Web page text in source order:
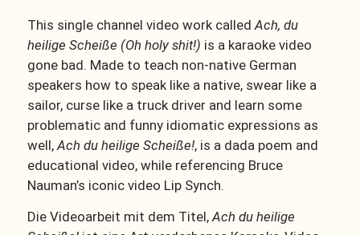
This single channel video work calledAch, du
heilige Scheiße (Oh holy shit!) is a karaoke video
gone bad. Made to teach non-native German
speakers how to speak like a native, swear like a
sailor, curse like a truck driver and learn some
problematic and funny idiomatic expressions as
well,Ach du heilige Scheiße!, is a dada poem and
educational video, while referencing Bruce
Nauman’s iconic video Lip Synch.
Die Videoarbeit mit dem Titel, Ach du heilige